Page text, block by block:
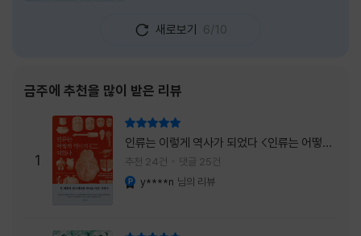
럼 가장 달콤하고 찬란한 계절인 여름. 하지만
그 여름도 끝이 있다. 그리고 클라이밍의 피치
피치』는 끝나가는 여름의 아쉬움과 새로운 계
의미하는 제목이었다. 소설은 각자의 '여름'을
잃어버린 다섯 인물들의 이야기를 담고 있다.
👧연인에게 이별을 통보받고 외모를 향한 악성
댓글로 인해 카메라 앞에 설 수 없게 된 요리 유
튜버
새로보기 6/10
금주에 추천을 많이 받은 리뷰
1
인류는 이렇게 역사가 되었다 <인류는 어떻게
역사가 되었나>
추천 24건 댓글 25건
y****n 님의 리뷰